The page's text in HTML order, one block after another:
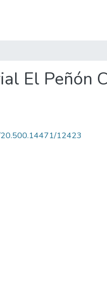
El Peñón
20.500.14471/12423